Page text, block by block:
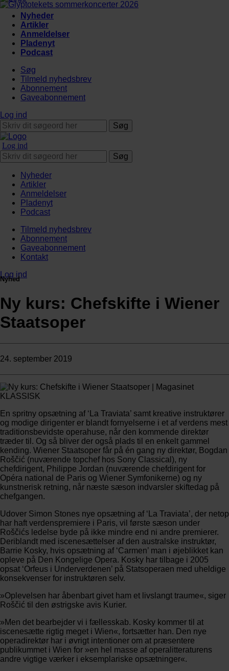
Nyheder
Artikler
Anmeldelser
Pladenyt
Podcast
Søg
Tilmeld nyhedsbrev
Abonnement
Gaveabonnement
Log ind
Søg
Log ind
Søg
Nyheder
Artikler
Anmeldelser
Pladenyt
Podcast
Tilmeld nyhedsbrev
Abonnement
Gaveabonnement
Kontakt
Log ind
Nyhed
Ny kurs: Chefskifte i Wiener
Staatsoper
24. september 2019
En spritny opsætning af ‘La Traviata’ samt kreative instruktører
og modige dirigenter er blandt fornyelserne i et af verdens mest
traditionsbevidste operahuse, når den kommende direktør
træder til. Og så bliver der også plads til en enkelt gammel
kending. Wiener Staatsoper får på én gang ny direktør, Bogdan
Roščić (nuværende topchef hos Sony Classical), ny
chefdirigent, Philippe Jordan (nuværende chefdirigent for
Opéra national de Paris og Wiener Symfonikerne) og ny
kunstnerisk retning, når næste sæson indvarsler skiftedag på
chefgangen.
Udover Simon Stones nye opsætning af ‘La Traviata’, der netop
har haft verdenspremiere i Paris, vil første sæson under
Roščićs ledelse byde på ikke mindre end ni andre premierer.
Deriblandt med iscenesættelser af den australske instruktør,
Barrie Kosky, hvis opsætning af ‘Carmen’ man i øjeblikket kan
opleve på Den Kongelige Opera. Kosky har tilbage i 2005
opsat ‘Orfeus i Underverdenen’ på Statsoperaen med uheldige
konsekvenser for instruktøren selv.
»Oplevelsen har åbenbart givet ham et livslangt traume«, siger
Roščić til den østrigske avis Kurier.
»Men det bearbejder vi i fællesskab. Kosky kommer til at
iscenesætte rigtig meget i Wien«, fortsætter han. Den nye
operadirektør har i øvrigt intentioner om at præsentere
publikummet i Wien for »en hel masse af operalitteraturens
andre vigtige værker i eksemplariske opsætninger«.